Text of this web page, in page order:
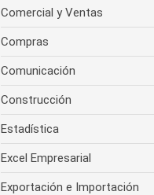
Comercial y Ventas
Compras
Comunicación
Construcción
Estadística
Excel Empresarial
Exportación e Importación